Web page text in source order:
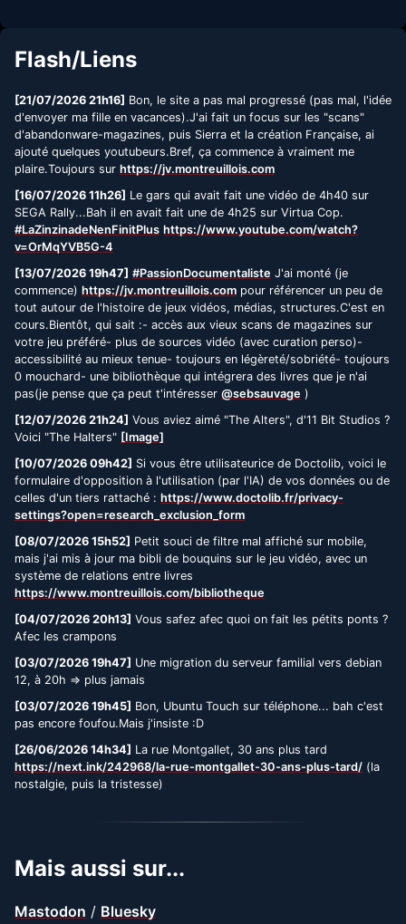
Flash/Liens
[21/07/2026 21h16] Bon, le site a pas mal progressé (pas mal, l'idée
d'envoyer ma fille en vacances).J'ai fait un focus sur les "scans"
d'abandonware-magazines, puis Sierra et la création Française, ai
ajouté quelques youtubeurs.Bref, ça commence à vraiment me
plaire.Toujours sur https://jv.montreuillois.com
[16/07/2026 11h26] Le gars qui avait fait une vidéo de 4h40 sur
SEGA Rally...Bah il en avait fait une de 4h25 sur Virtua Cop.
#LaZinzinadeNenFinitPlus https://www.youtube.com/watch?
v=OrMqYVB5G-4
[13/07/2026 19h47] #PassionDocumentaliste J'ai monté (je
commence) https://jv.montreuillois.com pour référencer un peu de
tout autour de l'histoire de jeux vidéos, médias, structures.C'est en
cours.Bientôt, qui sait :- accès aux vieux scans de magazines sur
votre jeu préféré- plus de sources vidéo (avec curation perso)-
accessibilité au mieux tenue- toujours en légèreté/sobriété- toujours
0 mouchard- une bibliothèque qui intégrera des livres que je n'ai
pas(je pense que ça peut t'intéresser @sebsauvage )
[12/07/2026 21h24] Vous aviez aimé "The Alters", d'11 Bit Studios ?
Voici "The Halters" [Image]
[10/07/2026 09h42] Si vous être utilisateurice de Doctolib, voici le
formulaire d'opposition à l'utilisation (par l'IA) de vos données ou de
celles d'un tiers rattaché : https://www.doctolib.fr/privacy-
settings?open=research_exclusion_form
[08/07/2026 15h52] Petit souci de filtre mal affiché sur mobile,
mais j'ai mis à jour ma bibli de bouquins sur le jeu vidéo, avec un
système de relations entre livres
https://www.montreuillois.com/bibliotheque
[04/07/2026 20h13] Vous safez afec quoi on fait les pétits ponts ?
Afec les crampons
[03/07/2026 19h47] Une migration du serveur familial vers debian
12, à 20h => plus jamais
[03/07/2026 19h45] Bon, Ubuntu Touch sur téléphone... bah c'est
pas encore foufou.Mais j'insiste :D
[26/06/2026 14h34] La rue Montgallet, 30 ans plus tard
https://next.ink/242968/la-rue-montgallet-30-ans-plus-tard/ (la
nostalgie, puis la tristesse)
Mais aussi sur...
Mastodon / Bluesky